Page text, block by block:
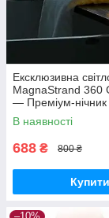
Ексклюзивна
MagnaStrand 360
— Преміум-нічник
трансформер,
LED-лампа
В наявності
688 ₴ 800 ₴
Купити